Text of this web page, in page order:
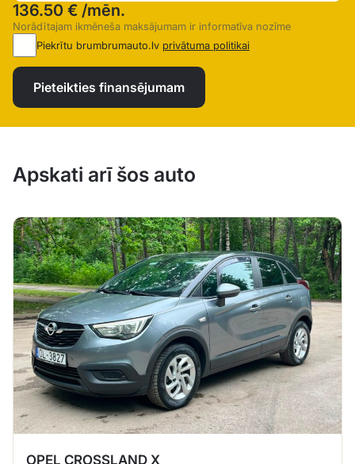
136.50 € /mēn.
Norādītajam ikmēneša maksājumam ir informatīva nozīme
Piekrītu brumbrumauto.lv privātuma politikai
Pieteikties finansējumam
Apskati arī šos auto
OPEL CROSSLAND X